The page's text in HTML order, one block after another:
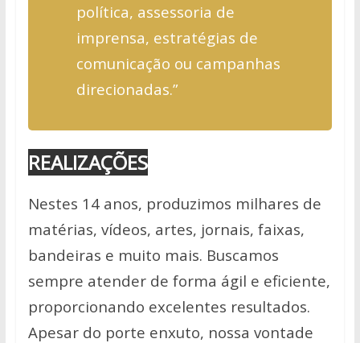
política, assessoria de
imprensa, estratégias de
comunicação ou campanhas
direcionadas.”
REALIZAÇÕES
Nestes 14 anos, produzimos milhares de
matérias, vídeos, artes, jornais, faixas,
bandeiras e muito mais. Buscamos
sempre atender de forma ágil e eficiente,
proporcionando excelentes resultados.
Apesar do porte enxuto, nossa vontade